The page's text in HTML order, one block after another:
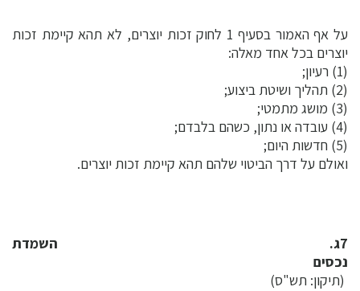
על אף האמור בסעיף 1 לחוק זכות יוצרים, לא תהא קיימת זכות
יוצרים בכל אחד מאלה:
(1) רעיון;
(2) תהליך ושיטת ביצוע;
(3) מושג מתמטי;
(4) עובדה או נתון, כשהם בלבדם;
(5) חדשות היום;
ואולם על דרך הביטוי שלהם תהא קיימת זכות יוצרים.
7ג. השמדת
(תיקון: תש"ס)